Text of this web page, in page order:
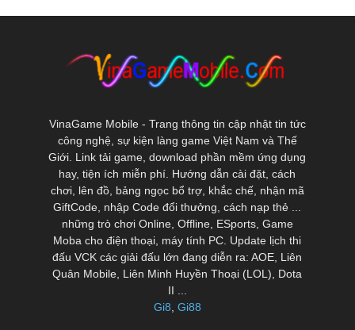
VinaGame Mobile - Trang thông tin cập nhật tin tức
công nghệ, sự kiện làng game Việt Nam và Thế
Giới. Link tải game, download phần mềm ứng dụng
hay, tiện ích miễn phí. Hướng dẫn cài đặt, cách
chơi, lên đồ, bảng ngọc bổ trợ, khắc chế, nhận mã
GiftCode, nhập Code đổi thưởng, cách nạp thẻ ...
những trò chơi Online, Offline, ESports, Game
Moba cho điện thoại, máy tính PC. Update lịch thi
đấu VCK các giải đấu lớn đang diễn ra: AOE, Liên
Quân Mobile, Liên Minh Huyền Thoại (LOL), Dota
II ...
Gi8 Gi88